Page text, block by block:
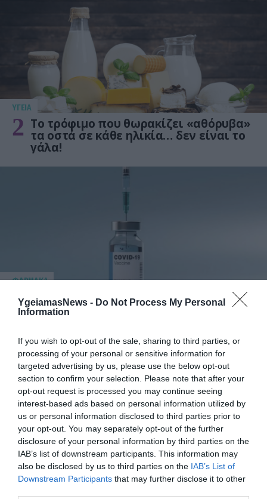
YgeiamasNews - Do Not Process My Personal
Information
If you wish to opt-out of the sale, sharing to third parties, or
processing of your personal or sensitive information for
targeted advertising by us, please use the below opt-out
section to confirm your selection. Please note that after your
opt-out request is processed you may continue seeing
interest-based ads based on personal information utilized by
us or personal information disclosed to third parties prior to
your opt-out. You may separately opt-out of the further
disclosure of your personal information by third parties on the
IAB’s list of downstream participants. This information may
also be disclosed by us to third parties on the IAB’s List of
Downstream Participants that may further disclose it to other
ΥΓΕΙΑ
2 Το τρόφιμο που θωρακίζει «αθόρυβα»
τα οστά σε κάθε ηλικία… δεν είναι το
γάλα!
ΦΑΡΜΑΚΑ
3 Ανατροπή δεδομένων στα εμβόλια
mRNA: Οι εμβολιασμένοι πεθαίνουν
KΑΡΔΙΑ
4 Ποιοι είναι οι φυσιολογικοί καρδιακοί
παλμοί και ποια τα επικίνδυνα όρια –
Πότε πρέπει να ανησυχήσετε